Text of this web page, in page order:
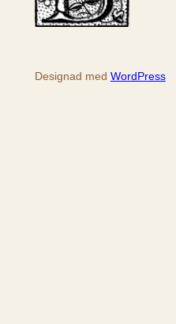
Designad med WordPress